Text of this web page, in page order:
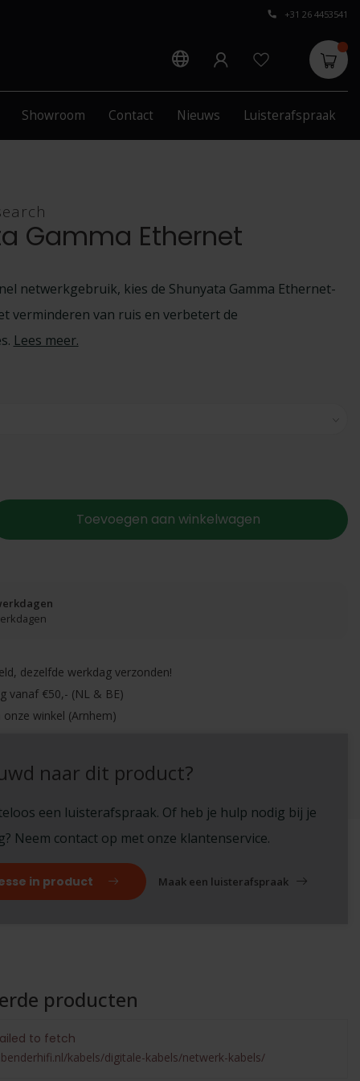
+31 26 4453541
Showroom Contact Nieuws Luisterafspraak
Gamma Ethernet
netwerkgebruik, kies de Shunyata Gamma Ethernet-
verminderen van ruis en verbetert de
Lees meer.
Toevoegen aan winkelwagen
dezelfde werkdag verzonden!
vanaf €50,- (NL & BE)
winkel (Arnhem)
naar dit product?
een luisterafspraak. Of heb je hulp nodig bij je
Neem contact op met onze klantenservice.
in product Maak een luisterafspraak
producten
to fetch
kabels/digitale-kabels/netwerk-kabels/